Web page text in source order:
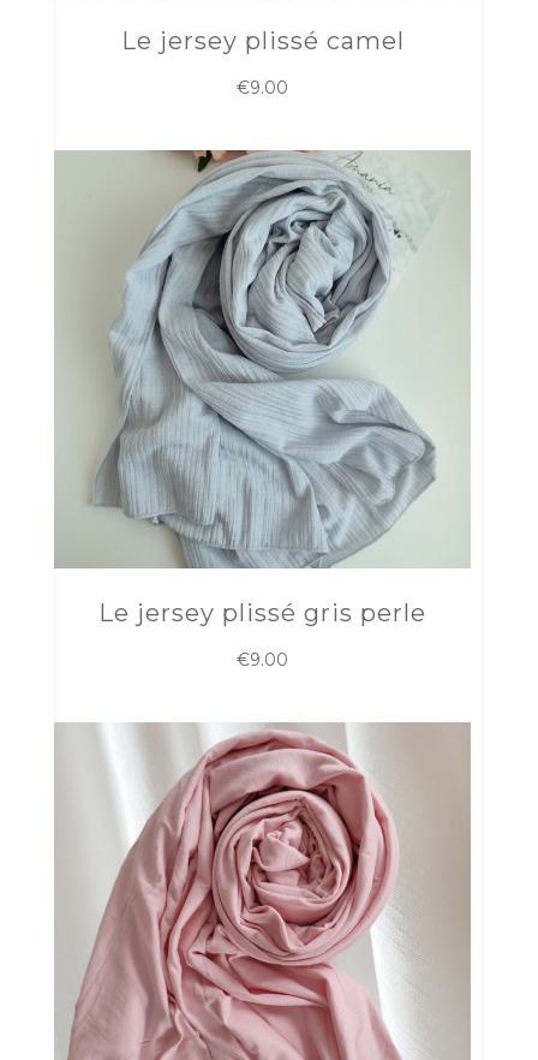
Le jersey plissé camel
€9.00
Le jersey plissé gris perle
€9.00